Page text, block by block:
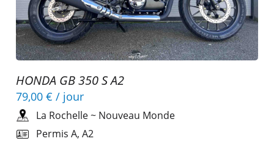
HONDA GB 350 S A2
79,00 € / jour
La Rochelle~ Nouveau Monde
Permis A, A2